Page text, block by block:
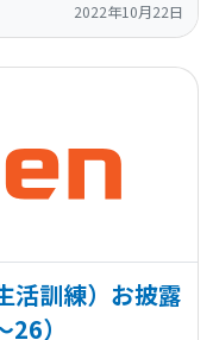
2022年10月22日
活訓練）お披露
）